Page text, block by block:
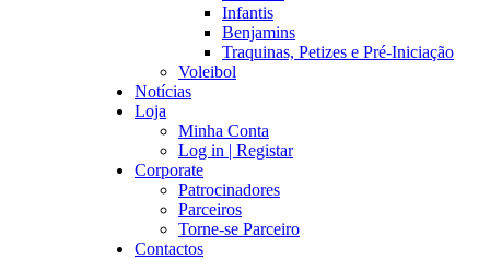
Infantis
Benjamins
Traquinas, Petizes e Pré-Iniciação
Voleibol
Notícias
Loja
Minha Conta
Log in | Registar
Corporate
Patrocinadores
Parceiros
Torne-se Parceiro
Contactos